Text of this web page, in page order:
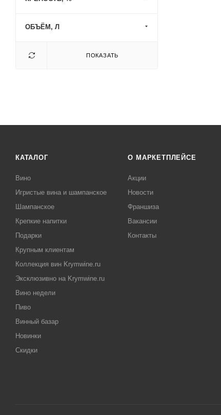
ОБЪЁМ, Л
ПОКАЗАТЬ
КАТАЛОГ
Вино
Игристые вина и шампанское
Шампанское
Крепкие напитки
Подарки
Крупным клиентам
Коллекция вин Krymwine.ru
Эксклюзивно на Krymwine.ru
Вино недели
Пиво
Винный базар
Новинки
Скидки
О МАРКЕТПЛЕЙСЕ
Акции
Новости
Франшиза
Вакансии
Контакты